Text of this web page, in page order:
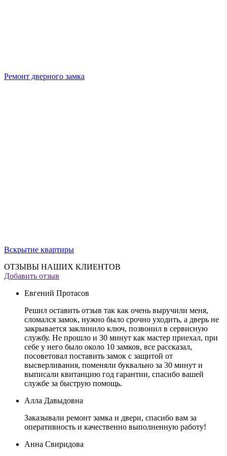
Ремонт дверного замка
Вскрытие квартиры
ОТЗЫВЫ НАШИХ КЛИЕНТОВ
Добавить отзыв
Евгений Протасов
Решил оставить отзыв так как очень выручили меня,
сломался замок, нужно было срочно уходить, а дверь не
закрывается заклинило ключ, позвонил в сервисную
службу. Не прошло и 30 минут как мастер приехал, при
себе у него было около 10 замков, все рассказал,
посоветовал поставить замок с защитой от
высверливания, поменяли буквально за 30 минут и
выписали квитанцию год гарантии, спасибо вашей
службе за быструю помощь.
Алла Давыдовна
Заказывали ремонт замка и двери, спасибо вам за
оперативность и качественно выполненную работу!
Анна Свиридова